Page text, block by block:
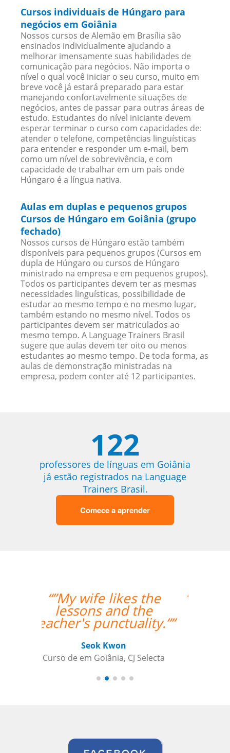
Cursos individuais de Húngaro para
negócios em Goiânia
Nossos cursos de Alemão em Brasília são
ensinados individualmente ajudando a
melhorar imensamente suas habilidades de
comunicação para negócios. Não importa o
nível o qual você iniciar o seu curso, muito em
breve você já estará preparado para estar
manejando confortavelmente situações de
negócios, antes de passar para outras áreas de
estudo. Estudantes do nível iniciante devem
esperar terminar o curso com capacidades de:
atender o telefone, competências linguísticas
para entender e responder um e-mail, bem
como um nível de sobrevivência, e com
capacidade de trabalhar em um país onde
Húngaro é a língua nativa.
Aulas em duplas e pequenos grupos
Cursos de Húngaro em Goiânia (grupo
fechado)
Nossos cursos de Húngaro estão também
disponíveis para pequenos grupos (Cursos em
dupla de Húngaro ou cursos de Húngaro
ministrado na empresa e em pequenos grupos).
Todos os participantes devem ter as mesmas
necessidades linguísticas, possibilidade de
estudar ao mesmo tempo e no mesmo lugar,
também estando no mesmo nível. Todos os
participantes devem ser matriculados ao
mesmo tempo. A Language Trainers Brasil
sugere que aulas devem ter oito ou menos
estudantes ao mesmo tempo. De toda forma, as
aulas de demonstração ministradas na
empresa, podem conter até 12 participantes.
122
professores de línguas em Goiânia
já estão registrados na Language
Trainers Brasil.
Comece a aprender
“” Destaco o trabalho
do Professor Enrico,
que sempre foi
extremamente
pontual.””
Curso de Italiano em Guarulhos,